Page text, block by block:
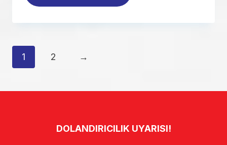
1 2 →
DOLANDIRICILIK UYARISI!